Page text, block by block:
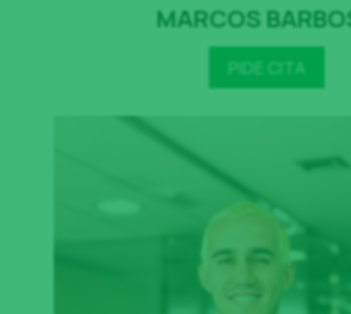
MARCOS
PIDE CITA